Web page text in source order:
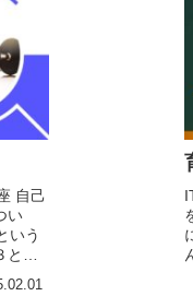
自己
い
いう
７